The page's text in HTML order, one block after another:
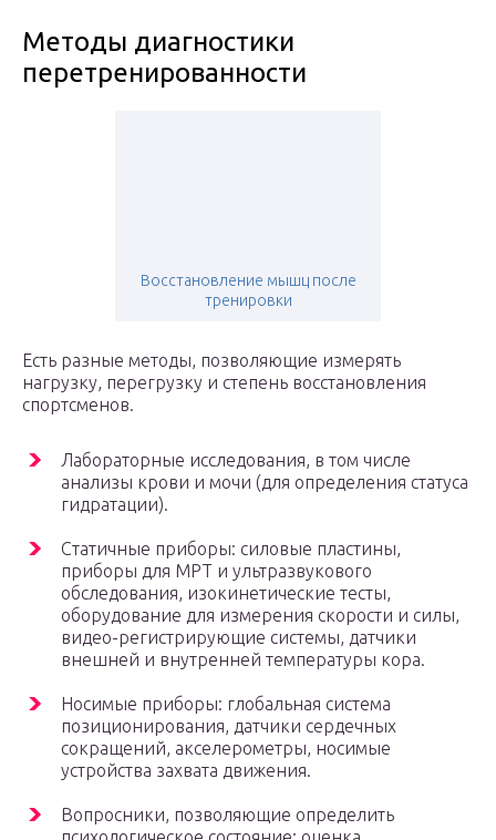
Методы диагностики
перетренированности
Восстановление мышц после
тренировки
Есть разные методы, позволяющие измерять
нагрузку, перегрузку и степень восстановления
спортсменов.
Лабораторные исследования, в том числе
анализы крови и мочи (для определения статуса
гидратации).
Статичные приборы: силовые пластины,
приборы для МРТ и ультразвукового
обследования, изокинетические тесты,
оборудование для измерения скорости и силы,
видео-регистрирующие системы, датчики
внешней и внутренней температуры кора.
Носимые приборы: глобальная система
позиционирования, датчики сердечных
сокращений, акселерометры, носимые
устройства захвата движения.
Вопросники, позволяющие определить